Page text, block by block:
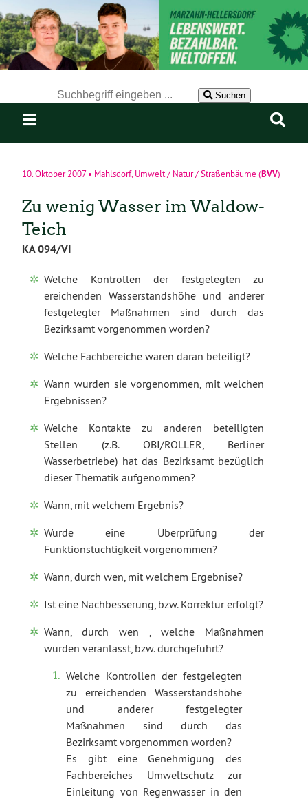
Suchen
10. Oktober 2007• Mahlsdorf,Umwelt / Natur / Straßenbäume (BVV)
Zu wenig Wasser im Waldow-
Teich
KA 094/VI
Welche Kontrollen der festgelegten zu
ereichenden Wasserstandshöhe und anderer
festgelegter Maßnahmen sind durch das
Bezirksamt vorgenommen worden?
Welche Fachbereiche waren daran beteiligt?
Wann wurden sie vorgenommen, mit welchen
Ergebnissen?
Welche Kontakte zu anderen beteiligten
Stellen (z.B. OBI/ROLLER, Berliner
Wasserbetriebe) hat das Bezirksamt bezüglich
dieser Thematik aufgenommen?
Wann, mit welchem Ergebnis?
Wurde eine Überprüfung der
Funktionstüchtigkeit vorgenommen?
Wann, durch wen, mit welchem Ergebnise?
Ist eine Nachbesserung, bzw. Korrektur erfolgt?
Wann, durch wen , welche Maßnahmen
wurden veranlasst, bzw. durchgeführt?
Welche Kontrollen der festgelegten
zu erreichenden Wasserstandshöhe
und anderer festgelegter
Maßnahmen sind durch das
Bezirksamt vorgenommen worden?
Es gibt eine Genehmigung des
Fachbereiches Umweltschutz zur
Einleitung von Regenwasser in den